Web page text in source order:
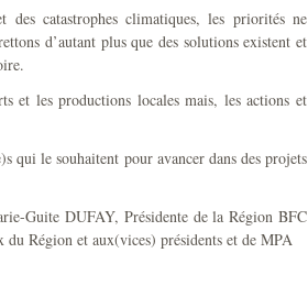
des catastrophes climatiques, les priorités ne
d’autant plus que des solutions existent et
et les productions locales mais, les actions et
qui le souhaitent pour avancer dans des projets
Guite DUFAY, Présidente de la Région BFC
Région et aux(vices) présidents et de MPA